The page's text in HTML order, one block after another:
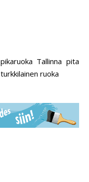
pikaruoka Tallinna pita
turkkilainen ruoka